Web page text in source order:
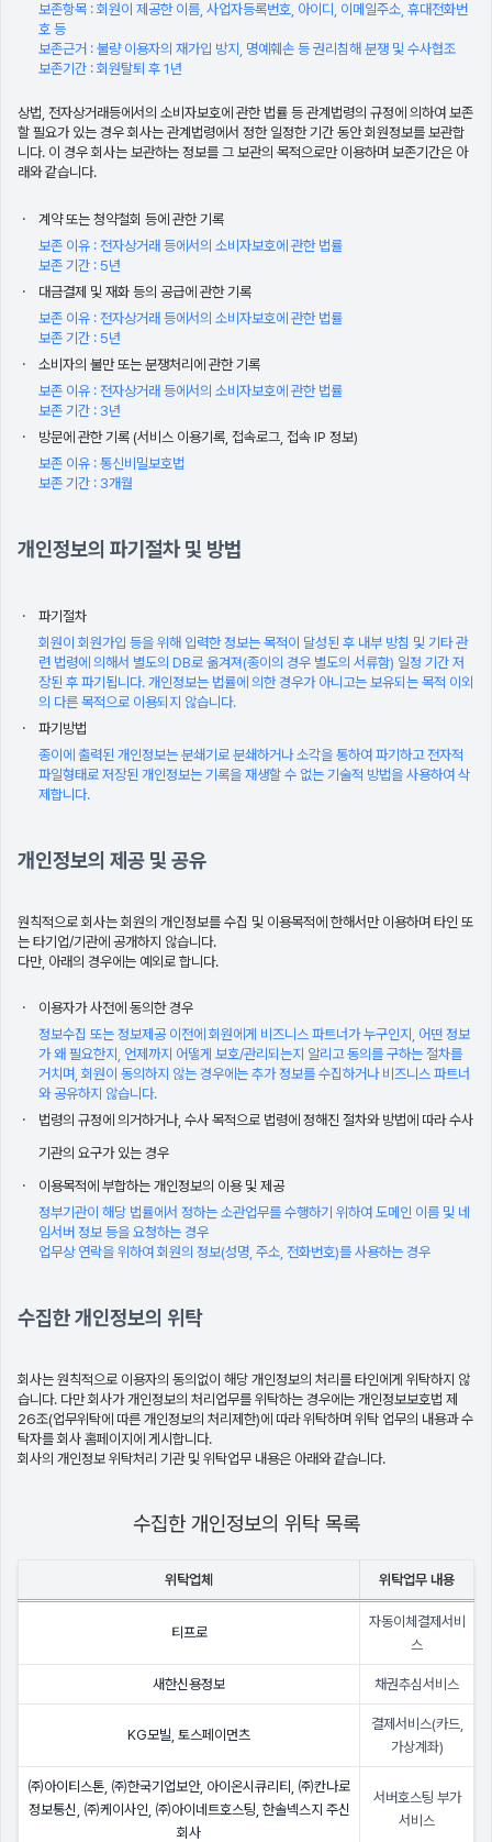
보존항목 : 회원이 제공한 이름, 사업자등록번호, 아이디, 이메일주소, 휴대전화번
호 등
보존근거 : 불량 이용자의 재가입 방지, 명예훼손 등 권리침해 분쟁 및 수사협조
보존기간 : 회원탈퇴 후 1년
상법, 전자상거래등에서의 소비자보호에 관한 법률 등 관계법령의 규정에 의하여 보존
할 필요가 있는 경우 회사는 관계법령에서 정한 일정한 기간 동안 회원정보를 보관합
니다. 이 경우 회사는 보관하는 정보를 그 보관의 목적으로만 이용하며 보존기간은 아
래와 같습니다.
계약 또는 청약철회 등에 관한 기록
보존 이유 : 전자상거래 등에서의 소비자보호에 관한 법률
보존 기간 : 5년
대금결제 및 재화 등의 공급에 관한 기록
보존 이유 : 전자상거래 등에서의 소비자보호에 관한 법률
보존 기간 : 5년
소비자의 불만 또는 분쟁처리에 관한 기록
보존 이유 : 전자상거래 등에서의 소비자보호에 관한 법률
보존 기간 : 3년
방문에 관한 기록 (서비스 이용기록, 접속로그, 접속 IP 정보)
보존 이유 : 통신비밀보호법
보존 기간 : 3개월
개인정보의 파기절차 및 방법
파기절차
회원이 회원가입 등을 위해 입력한 정보는 목적이 달성된 후 내부 방침 및 기타 관
련 법령에 의해서 별도의 DB로 옮겨져(종이의 경우 별도의 서류함) 일정 기간 저
장된 후 파기됩니다. 개인정보는 법률에 의한 경우가 아니고는 보유되는 목적 이외
의 다른 목적으로 이용되지 않습니다.
파기방법
종이에 출력된 개인정보는 분쇄기로 분쇄하거나 소각을 통하여 파기하고 전자적
파일형태로 저장된 개인정보는 기록을 재생할 수 없는 기술적 방법을 사용하여 삭
제합니다.
개인정보의 제공 및 공유
원칙적으로 회사는 회원의 개인정보를 수집 및 이용목적에 한해서만 이용하며 타인 또
는 타기업/기관에 공개하지 않습니다.
다만, 아래의 경우에는 예외로 합니다.
이용자가 사전에 동의한 경우
정보수집 또는 정보제공 이전에 회원에게 비즈니스 파트너가 누구인지, 어떤 정보
가 왜 필요한지, 언제까지 어떻게 보호/관리되는지 알리고 동의를 구하는 절차를
거치며, 회원이 동의하지 않는 경우에는 추가 정보를 수집하거나 비즈니스 파트너
와 공유하지 않습니다.
법령의 규정에 의거하거나, 수사 목적으로 법령에 정해진 절차와 방법에 따라 수사
기관의 요구가 있는 경우
이용목적에 부합하는 개인정보의 이용 및 제공
정부기관이 해당 법률에서 정하는 소관업무를 수행하기 위하여 도메인 이름 및 네
임서버 정보 등을 요청하는 경우
업무상 연락을 위하여 회원의 정보(성명, 주소, 전화번호)를 사용하는 경우
수집한 개인정보의 위탁
회사는 원칙적으로 이용자의 동의없이 해당 개인정보의 처리를 타인에게 위탁하지 않
습니다. 다만 회사가 개인정보의 처리업무를 위탁하는 경우에는 개인정보보호법 제
26조(업무위탁에 따른 개인정보의 처리제한)에 따라 위탁하며 위탁 업무의 내용과 수
탁자를 회사 홈페이지에 게시합니다.
회사의 개인정보 위탁처리 기관 및 위탁업무 내용은 아래와 같습니다.
수집한 개인정보의 위탁 목록
위탁업체 위탁업무 내용
티프로
자동이체결제서비
스
새한신용정보 채권추심서비스
KG모빌, 토스페이먼츠
결제서비스(카드,
가상계좌)
㈜아이티스톤, ㈜한국기업보안, 아이온시큐리티, ㈜칸나로
정보통신, ㈜케이사인, ㈜아이네트호스팅, 한솔넥스지 주신
회사
서버호스팅 부가
서비스